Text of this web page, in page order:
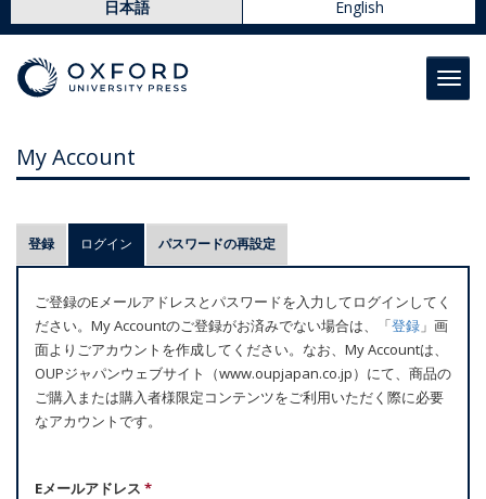
日本語 English
My Account
プ
ラ
マ
リ
ー
タ
ブ
登録 ログイン (アクティブなタブ)
パスワードの再設定
ご登録のEメールアドレスとパスワードを入力してログインしてく
ださい。My Accountのご登録がお済みでない場合は、「登録 」画
面よりごアカウントを作成してください。なお、My Accountは、
OUPジャパンウェブサイト（www.oupjapan.co.jp）にて、商品の
ご購入または購入者様限定コンテンツをご利用いただく際に必要
なアカウントです。
Eメールアドレス *